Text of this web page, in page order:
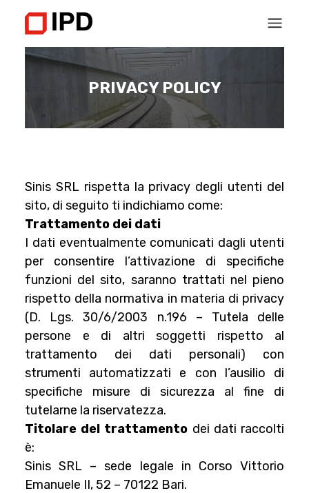
PRIVACY POLICY
Sinis SRL rispetta la privacy degli utenti del
sito, di seguito ti indichiamo come:
Trattamento dei dati
I dati eventualmente comunicati dagli utenti
per consentire l’attivazione di specifiche
funzioni del sito, saranno trattati nel pieno
rispetto della normativa in materia di privacy
(D. Lgs. 30/6/2003 n.196 – Tutela delle
persone e di altri soggetti rispetto al
trattamento dei dati personali) con
strumenti automatizzati e con l’ausilio di
specifiche misure di sicurezza al fine di
tutelarne la riservatezza.
Titolare del trattamento dei dati raccolti
è:
Sinis SRL – sede legale in Corso Vittorio
Emanuele II, 52 – 70122 Bari.